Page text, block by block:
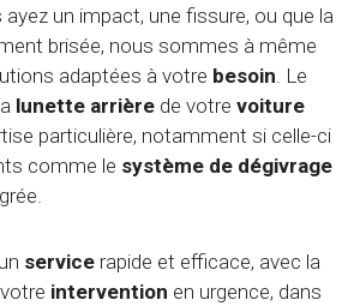
ayez un impact, une fissure, ou que la
brisée, nous sommes à même
adaptées à votre besoin. Le
lunette arrière de votre voiture
particulière, notamment si celle-ci
comme le système de dégivrage
service rapide et efficace, avec la
intervention en urgence, dans